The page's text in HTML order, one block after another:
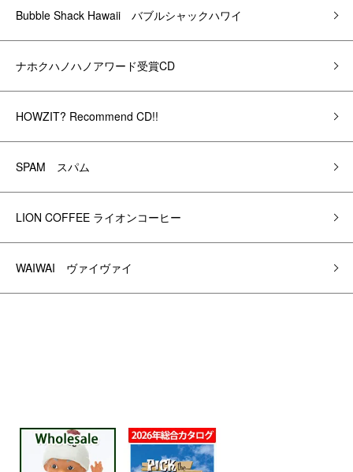
Bubble Shack Hawaii バブルシャックハワイ
ナホクハノハノアワード受賞CD
HOWZIT? Recommend CD!!
SPAM スパム
LION COFFEE ライオンコーヒー
WAIWAI ヴァイヴァイ